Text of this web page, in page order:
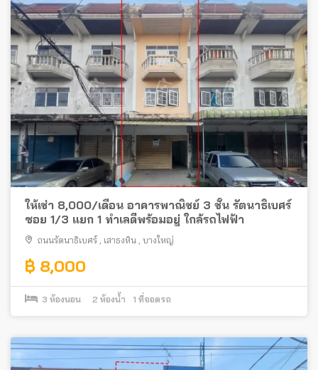
ให้เช่า 8,000/เดือน อาคารพาณิชย์ 3 ชั้น รัตนาธิเบศร์
ซอย 1/3 แยก 1 ทำเลดีพร้อมอยู่ ใกล้รถไฟฟ้า
ถนนรัตนาธิเบศร์ , เสาธงหิน , บางใหญ่
฿ 8,000
3 ห้องนอน 2 ห้องน้ำ 1 ที่จอดรถ